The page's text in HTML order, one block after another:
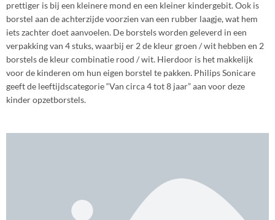
prettiger is bij een kleinere mond en een kleiner kindergebit. Ook is
borstel aan de achterzijde voorzien van een rubber laagje, wat hem
iets zachter doet aanvoelen. De borstels worden geleverd in een
verpakking van 4 stuks, waarbij er 2 de kleur groen / wit hebben en 2
borstels de kleur combinatie rood / wit. Hierdoor is het makkelijk
voor de kinderen om hun eigen borstel te pakken. Philips Sonicare
geeft de leeftijdscategorie “Van circa 4 tot 8 jaar” aan voor deze
kinder opzetborstels.